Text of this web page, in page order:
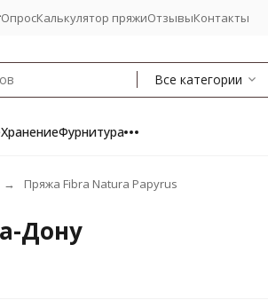
ОпросКалькулятор пряжиОтзывыКонтакты
Все категории
ХранениеФурнитура
Пряжа Fibra Natura Papyrus
Дону